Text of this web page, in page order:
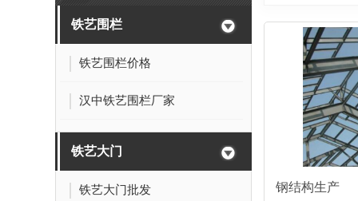
铁艺围栏
铁艺围栏价格
汉中铁艺围栏厂家
铁艺大门
铁艺大门批发 钢结构生产